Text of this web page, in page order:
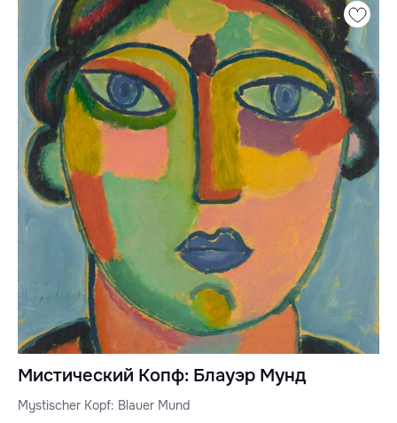
Мистический Копф: Блауэр Мунд
Mystischer Kopf: Blauer Mund